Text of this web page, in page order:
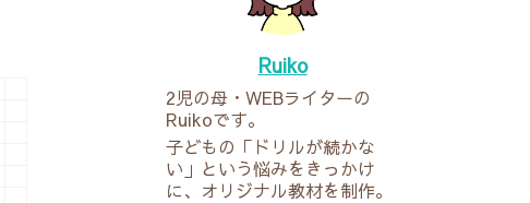
Ruiko
2児の母・WEBライターの
Ruikoです。
子どもの「ドリルが続かな
い」という悩みをきっかけ
に、オリジナル教材を制作。